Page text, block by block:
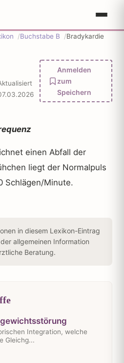
Buchstabe B Bradykardie
Anmelden
zum
Speichern
einen Abfall der
liegt der Normalpuls
Schlägen/Minute.
in diesem Lexikon-Eintrag
allgemeinen Information
Beratung.
Integration, welche
Gleichg...